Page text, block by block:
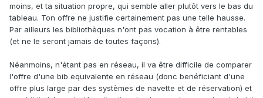
moins, et ta situation propre, qui semble aller plutôt vers le bas du
tableau. Ton offre ne justifie certainement pas une telle hausse.
Par ailleurs les bibliothèques n'ont pas vocation à être rentables
(et ne le seront jamais de toutes façons).
Néanmoins, n'étant pas en réseau, il va être difficile de comparer
l'offre d'une bib equivalente en réseau (donc benéficiant d'une
offre plus large par des systèmes de navette et de réservation) et